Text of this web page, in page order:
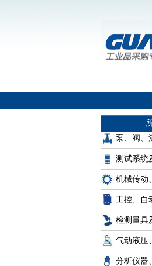
泵、阀、
测试系统
机械传动
工控、自
检测量具
气动液压
分析仪器